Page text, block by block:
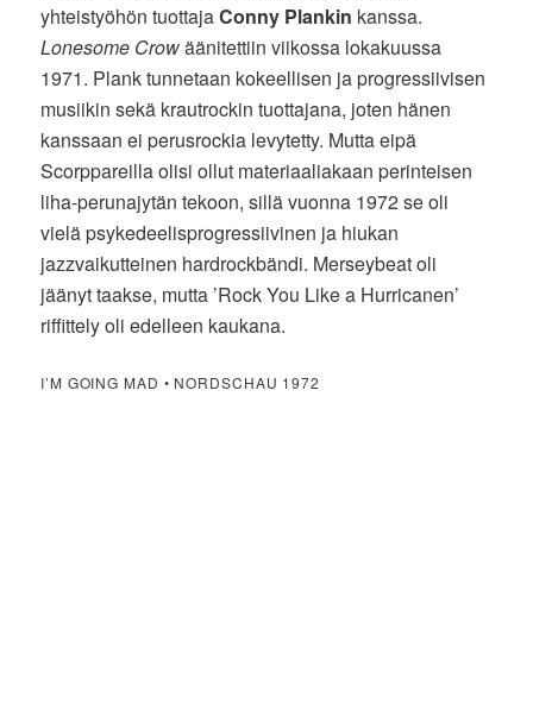
yhteistyöhön tuottajaConny Plankin kanssa.
Lonesome Crowäänitettiin viikossa lokakuussa
1971. Plank tunnetaan kokeellisen ja progressiivisen
musiikin sekä krautrockin tuottajana, joten hänen
kanssaan ei perusrockia levytetty. Mutta eipä
Scorppareilla olisi ollut materiaaliakaan perinteisen
liha-perunajytän tekoon, sillä vuonna 1972 se oli
vielä psykedeelisprogressiivinen ja hiukan
jazzvaikutteinen hardrockbändi. Merseybeat oli
jäänyt taakse, mutta ’Rock You Like a Hurricanen’
riffittely oli edelleen kaukana.
I’M GOING MAD • NORDSCHAU 1972